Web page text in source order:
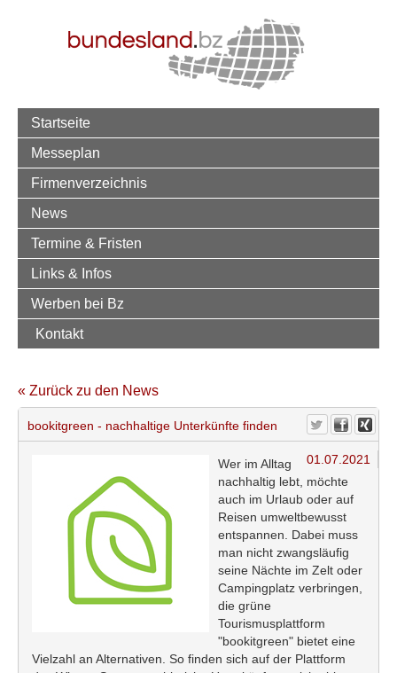
Startseite
Messeplan
Firmenverzeichnis
News
Termine & Fristen
Links & Infos
Werben bei Bz
Kontakt
« Zurück zu den News
bookitgreen - nachhaltige Unterkünfte finden
01.07.2021
Wer im Alltag
nachhaltig lebt, möchte
auch im Urlaub oder auf
Reisen umweltbewusst
entspannen. Dabei muss
man nicht zwangsläufig
seine Nächte im Zelt oder
Campingplatz verbringen,
die grüne
Tourismusplattform
"bookitgreen" bietet eine
Vielzahl an Alternativen. So finden sich auf der Plattform